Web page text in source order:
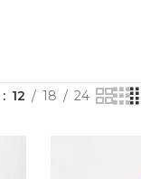
12 18 24